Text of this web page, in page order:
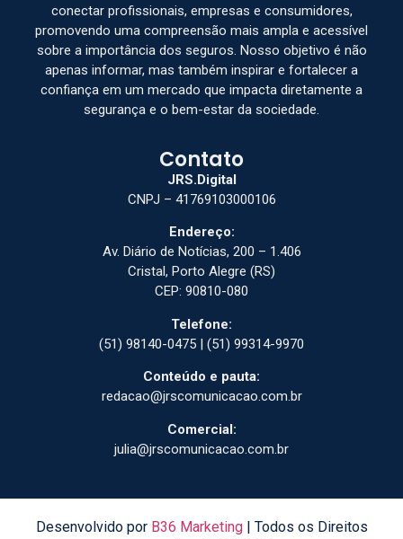
conectar profissionais, empresas e consumidores,
promovendo uma compreensão mais ampla e acessível
sobre a importância dos seguros. Nosso objetivo é não
apenas informar, mas também inspirar e fortalecer a
confiança em um mercado que impacta diretamente a
segurança e o bem-estar da sociedade.
Contato
JRS.Digital
CNPJ – 41769103000106
Endereço:
Av. Diário de Notícias, 200 – 1.406
Cristal, Porto Alegre (RS)
CEP: 90810-080
Telefone:
(51) 98140-0475 | (51) 99314-9970
Conteúdo e pauta:
redacao@jrscomunicacao.com.br
Comercial:
julia@jrscomunicacao.com.br
Desenvolvido por B36 Marketing| Todos os Direitos